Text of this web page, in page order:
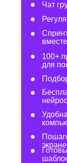
Чат
100+
для
экране